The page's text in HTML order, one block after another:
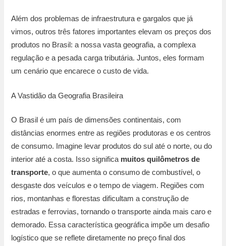
Além dos problemas de infraestrutura e gargalos que já
vimos, outros três fatores importantes elevam os preços dos
produtos no Brasil: a nossa vasta geografia, a complexa
regulação e a pesada carga tributária. Juntos, eles formam
um cenário que encarece o custo de vida.
A Vastidão da Geografia Brasileira
O Brasil é um país de dimensões continentais, com
distâncias enormes entre as regiões produtoras e os centros
de consumo. Imagine levar produtos do sul até o norte, ou do
interior até a costa. Isso significa muitos quilômetros de
transporte, o que aumenta o consumo de combustível, o
desgaste dos veículos e o tempo de viagem. Regiões com
rios, montanhas e florestas dificultam a construção de
estradas e ferrovias, tornando o transporte ainda mais caro e
demorado. Essa característica geográfica impõe um desafio
logístico que se reflete diretamente no preço final dos